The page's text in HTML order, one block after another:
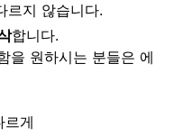
르지 않습니다.
합니다.
을 원하시는 분들은 에
르게